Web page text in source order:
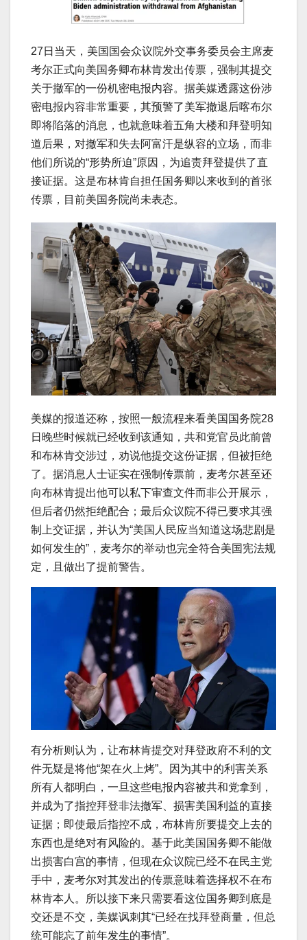
27日当天，美国国会众议院外交事务委员会主席麦
考尔正式向美国务卿布林肯发出传票，强制其提交
关于撤军的一份机密电报内容。据美媒透露这份涉
密电报内容非常重要，其预警了美军撤退后喀布尔
即将陷落的消息，也就意味着五角大楼和拜登明知
道后果，对撤军和失去阿富汗是纵容的立场，而非
他们所说的“形势所迫”原因，为追责拜登提供了直
接证据。这是布林肯自担任国务卿以来收到的首张
传票，目前美国务院尚未表态。
美媒的报道还称，按照一般流程来看美国国务院28
日晚些时候就已经收到该通知，共和党官员此前曾
和布林肯交涉过，劝说他提交这份证据，但被拒绝
了。据消息人士证实在强制传票前，麦考尔甚至还
向布林肯提出他可以私下审查文件而非公开展示，
但后者仍然拒绝配合；最后众议院不得已要求其强
制上交证据，并认为“美国人民应当知道这场悲剧是
如何发生的”，麦考尔的举动也完全符合美国宪法规
定，且做出了提前警告。
有分析则认为，让布林肯提交对拜登政府不利的文
件无疑是将他“架在火上烤”。因为其中的利害关系
所有人都明白，一旦这些电报内容被共和党拿到，
并成为了指控拜登非法撤军、损害美国利益的直接
证据；即使最后指控不成，布林肯所要提交上去的
东西也是绝对有风险的。基于此美国国务卿不能做
出损害白宫的事情，但现在众议院已经不在民主党
手中，麦考尔对其发出的传票意味着选择权不在布
林肯本人。所以接下来只需要看这位国务卿到底是
交还是不交，美媒讽刺其“已经在找拜登商量，但总
统可能忘了前年发生的事情”。